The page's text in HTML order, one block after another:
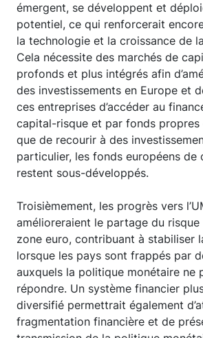
émergent, se développent et
potentiel, ce qui renforcerait
la technologie et la croissance de
Cela nécessite des marchés de
profonds et plus intégrés afin
des investissements en Europe et
ces entreprises d’accéder au
capital-risque et par fonds propres
que de recourir à des
particulier, les fonds européens de
restent sous-développés.
Troisièmement, les progrès vers
amélioreraient le partage du risque
zone euro, contribuant à stabiliser
lorsque les pays sont frappés par
auxquels la politique monétaire ne
répondre. Un système financier
diversifié permettrait également
fragmentation financière et de